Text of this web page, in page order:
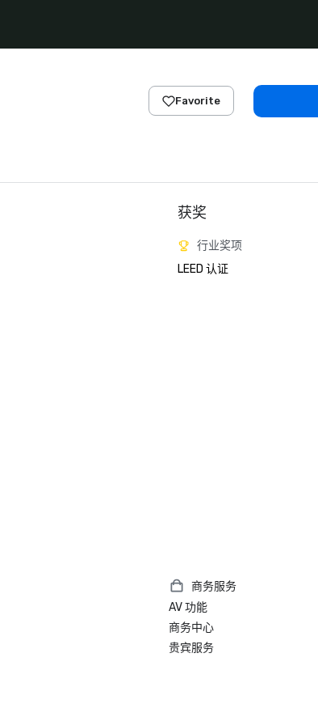
Favorite
获奖
行业奖项
LEED 认证
商务服务
AV 功能
商务中心
贵宾服务